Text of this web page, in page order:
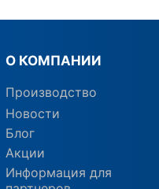
О КОМПАНИИ
Производство
Новости
Блог
Акции
Информация для